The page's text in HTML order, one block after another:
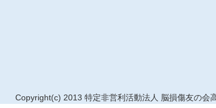
Copyright(c) 2013 特定非営利活動法人 脳損傷友の会